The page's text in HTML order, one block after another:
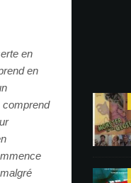
en
en
comprend